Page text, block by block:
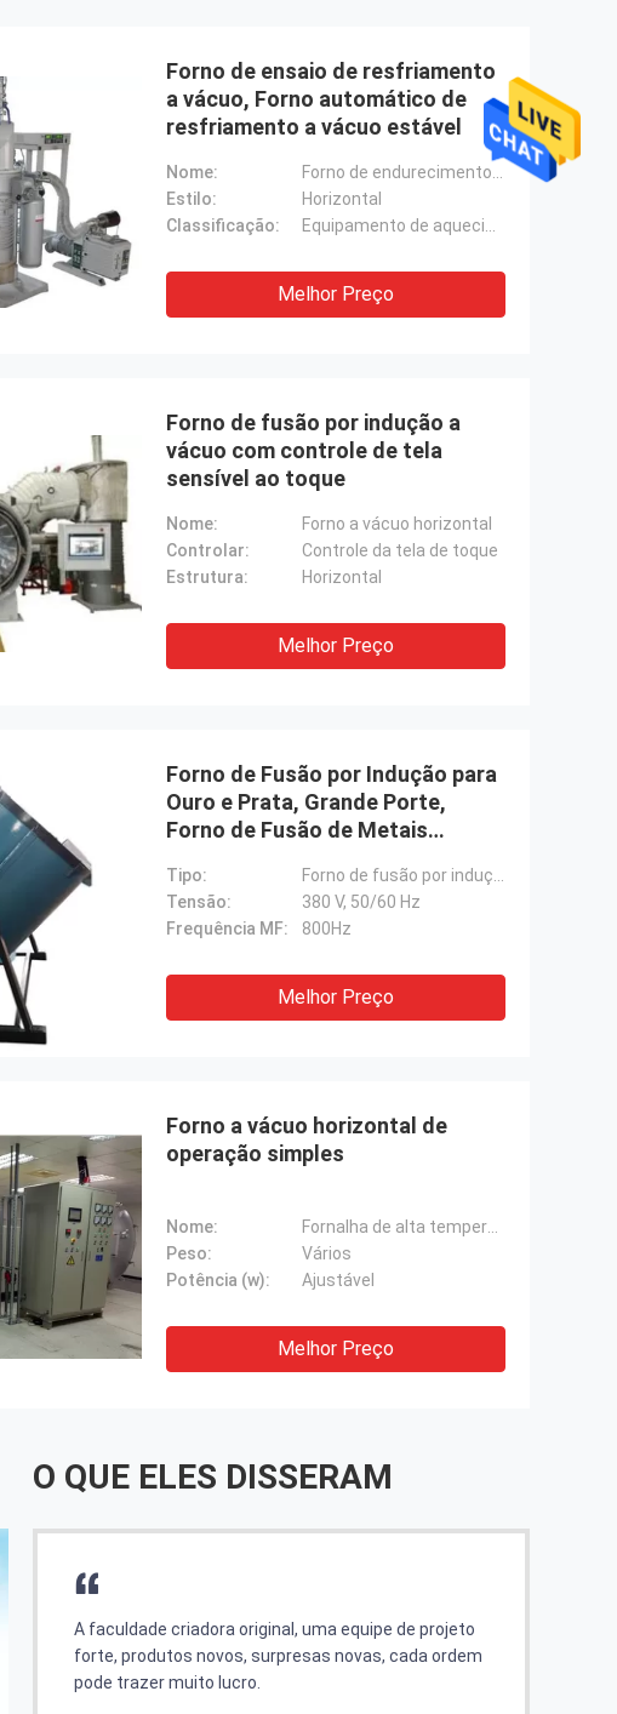
Forno de ensaio de resfriamento
a vácuo, Forno automático de
resfriamento a vácuo estável
Nome:
Forno de endurecimento a vácuo
Estilo:
Horizontal
Classificação:
Equipamento de aquecimento de laboratório
Melhor Preço
Forno de fusão por indução a
vácuo com controle de tela
sensível ao toque
Nome:
Forno a vácuo horizontal
Controlar:
Controle da tela de toque
Estrutura:
Horizontal
Melhor Preço
Forno de Fusão por Indução para
Ouro e Prata, Grande Porte,
Forno de Fusão de Metais
Tipo:
Forno de fusão por indução
Tensão:
380 V, 50/60 Hz
Frequência MF:
800Hz
Melhor Preço
Forno a vácuo horizontal de
operação simples
Nome:
Fornalha de alta temperatura do vácuo
Peso:
Vários
Potência (w):
Ajustável
Melhor Preço
O QUE ELES DISSERAM
O mercado é poder surpreendente, executivo é
excelente!